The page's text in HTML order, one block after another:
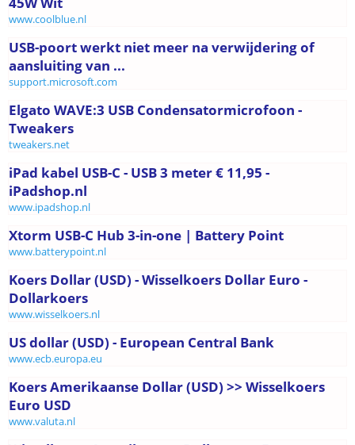
www.coolblue.nl
USB-poort werkt niet meer na verwijdering of
aansluiting van ...
support.microsoft.com
Elgato WAVE:3 USB Condensatormicrofoon -
Tweakers
tweakers.net
iPad kabel USB-C - USB 3 meter € 11,95 -
iPadshop.nl
www.ipadshop.nl
Xtorm USB-C Hub 3-in-one | Battery Point
www.batterypoint.nl
Koers Dollar (USD) - Wisselkoers Dollar Euro -
Dollarkoers
www.wisselkoers.nl
US dollar (USD) - European Central Bank
www.ecb.europa.eu
Koers Amerikaanse Dollar (USD) >> Wisselkoers
Euro USD
www.valuta.nl